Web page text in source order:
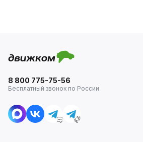
8 800 775-75-56
Бесплатный звонок по России